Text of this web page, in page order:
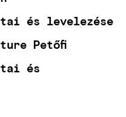
és levelezése
Petőfi
és